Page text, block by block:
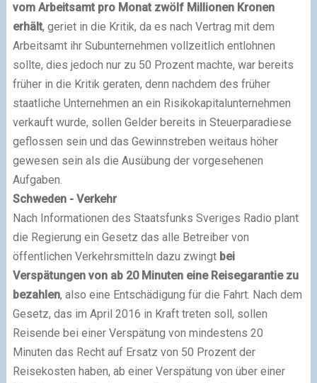
vom Arbeitsamt pro Monat zwölf Millionen Kronen
erhält, geriet in die Kritik, da es nach Vertrag mit dem
Arbeitsamt ihr Subunternehmen vollzeitlich entlohnen
sollte, dies jedoch nur zu 50 Prozent machte, war bereits
früher in die Kritik geraten, denn nachdem des früher
staatliche Unternehmen an ein Risikokapitalunternehmen
verkauft wurde, sollen Gelder bereits in Steuerparadiese
geflossen sein und das Gewinnstreben weitaus höher
gewesen sein als die Ausübung der vorgesehenen
Aufgaben.
Schweden - Verkehr
Nach Informationen des Staatsfunks Sveriges Radio plant
die Regierung ein Gesetz das alle Betreiber von
öffentlichen Verkehrsmitteln dazu zwingt bei
Verspätungen von ab 20 Minuten eine Reisegarantie zu
bezahlen, also eine Entschädigung für die Fahrt. Nach dem
Gesetz, das im April 2016 in Kraft treten soll, sollen
Reisende bei einer Verspätung von mindestens 20
Minuten das Recht auf Ersatz von 50 Prozent der
Reisekosten haben, ab einer Verspätung von über einer